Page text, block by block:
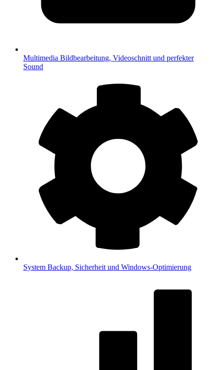
Multimedia Bildbearbeitung, Videoschnitt und perfekter
Sound
System Backup, Sicherheit und Windows-Optimierung